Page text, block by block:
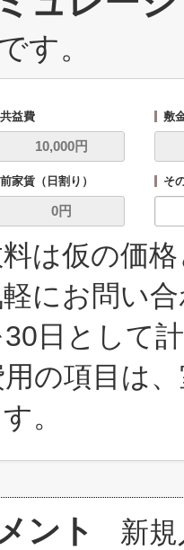
す。
共益費 敷
前家賃（日割り） そ
は仮の価
にお問い
日として
の項目は、
。
ント 新